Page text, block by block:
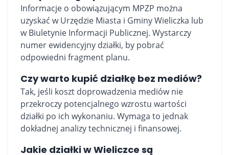
Informacje o obowiązującym MPZP można
uzyskać w Urzędzie Miasta i Gminy Wieliczka lub
w Biuletynie Informacji Publicznej. Wystarczy
numer ewidencyjny działki, by pobrać
odpowiedni fragment planu.
Czy warto kupić działkę bez mediów?
Tak, jeśli koszt doprowadzenia mediów nie
przekroczy potencjalnego wzrostu wartości
działki po ich wykonaniu. Wymaga to jednak
dokładnej analizy technicznej i finansowej.
Jakie działki w Wieliczce są